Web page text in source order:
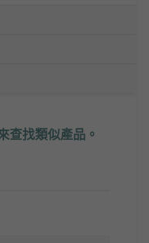
查找類似產品。